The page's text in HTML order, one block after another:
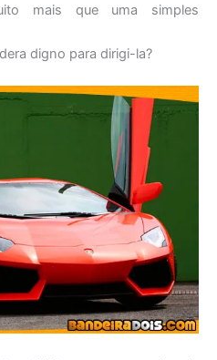
mais que uma simples
digno para dirigi-la?